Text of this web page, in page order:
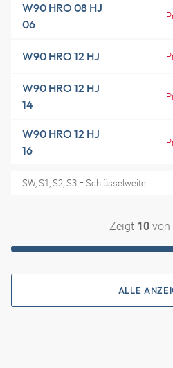
W90 HRO 08 HJ
06
W90 HRO 12 HJ
W90 HRO 12 HJ
14
W90 HRO 12 HJ
16
SW, S1, S2, S3 = Schlüsselweite
Zeigt 10 von
ALLE